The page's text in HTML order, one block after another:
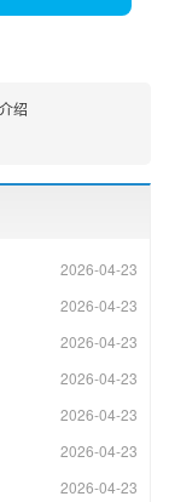
绍
2026-04-23
2026-04-23
2026-04-23
2026-04-23
2026-04-23
2026-04-23
2026-04-23